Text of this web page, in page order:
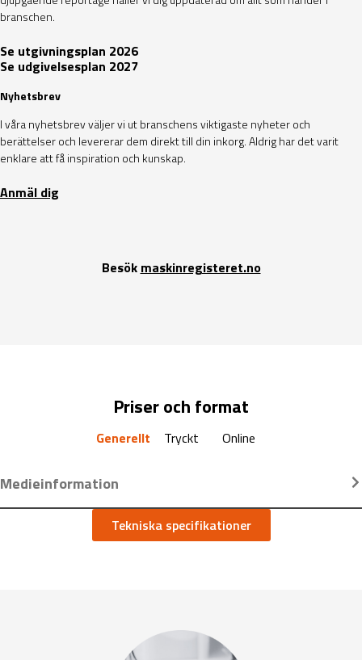
branschen.
Se utgivningsplan 2026
Se udgivelsesplan 2027
Nyhetsbrev
I våra nyhetsbrev väljer vi ut branschens viktigaste nyheter och
berättelser och levererar dem direkt till din inkorg. Aldrig har det varit
enklare att få inspiration och kunskap.
Anmäl dig
Besök maskinregisteret.no
Priser och format
Generellt Tryckt Online
Medieinformation
Tekniska specifikationer